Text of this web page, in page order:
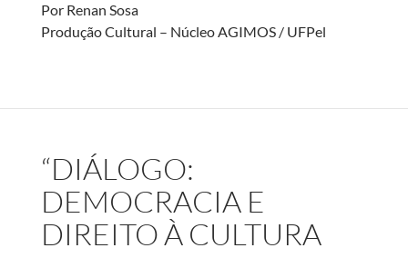
Por Renan Sosa
Produção Cultural – Núcleo AGIMOS / UFPel
“DIÁLOGO:
DEMOCRACIA E
DIREITO À CULTURA